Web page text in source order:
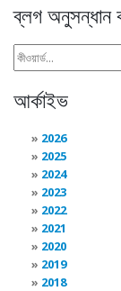
ব্লগ অনুসন্ধান
আর্কাইভ
2026
2025
2024
2023
2022
2021
2020
2019
2018